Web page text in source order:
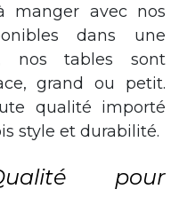
manger avec nos
dans une
nos tables sont
grand ou petit.
qualité importé
style et durabilité.
pour